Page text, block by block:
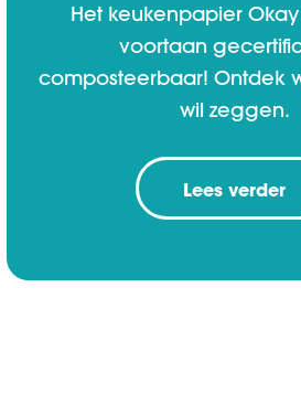
Het keukenpapier
voortaan
composteerbaar! Ontdek
wil zeggen.
Lees verder